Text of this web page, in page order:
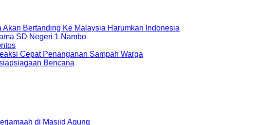
Bertanding Ke Malaysia Harumkan Indonesia
SD Negeri 1 Nambo
Cepat Penanganan Sampah Warga
Bencana